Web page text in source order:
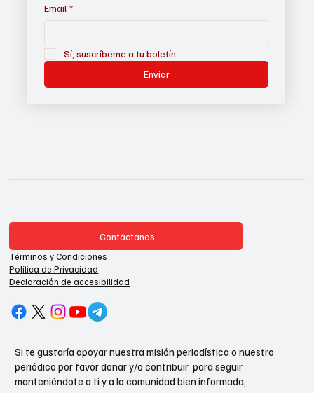
Email *
Sí, suscríbeme a tu boletín.
Enviar
Contáctanos
Términos y Condiciones
Política de Privacidad
Declaración de accesibilidad
Si te gustaría apoyar nuestra misión periodística o nuestro
periódico por favor donar y/o contribuir para seguir
manteniéndote a ti y a la comunidad bien informada,